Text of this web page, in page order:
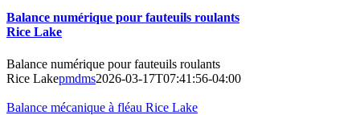
Balance numérique pour fauteuils roulants
Rice Lake
Balance numérique pour fauteuils roulants
Rice Lakepmdms2026-03-17T07:41:56-04:00
Balance mécanique à fléau Rice Lake